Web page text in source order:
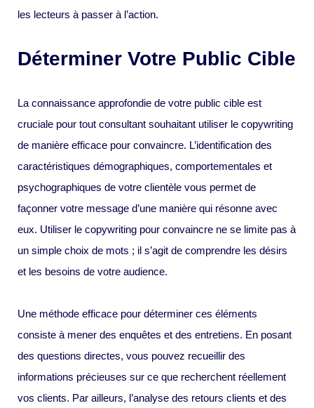
les lecteurs à passer à l’action.
Déterminer Votre Public Cible
La connaissance approfondie de votre public cible est
cruciale pour tout consultant souhaitant utiliser le copywriting
de manière efficace pour convaincre. L’identification des
caractéristiques démographiques, comportementales et
psychographiques de votre clientèle vous permet de
façonner votre message d’une manière qui résonne avec
eux. Utiliser le copywriting pour convaincre ne se limite pas à
un simple choix de mots ; il s’agit de comprendre les désirs
et les besoins de votre audience.
Une méthode efficace pour déterminer ces éléments
consiste à mener des enquêtes et des entretiens. En posant
des questions directes, vous pouvez recueillir des
informations précieuses sur ce que recherchent réellement
vos clients. Par ailleurs, l’analyse des retours clients et des